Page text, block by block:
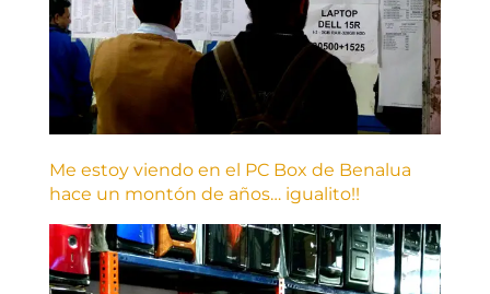
Me estoy viendo en el PC Box de Benalua
hace un montón de años… igualito!!